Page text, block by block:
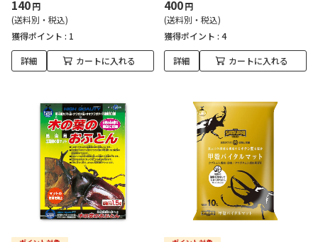
140円
(送料別・税込)
獲得ポイント : 1
詳細 カートに入れる
400円
(送料別・税込)
獲得ポイント : 4
詳細 カートに入れる